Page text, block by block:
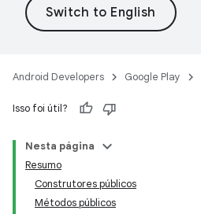
Android Developers Google Play
Isso foi útil?
Nesta página
Resumo
Construtores públicos
Métodos públicos